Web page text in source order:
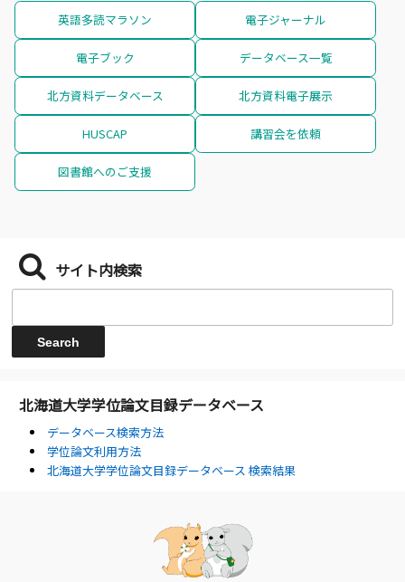
英語多読マラソン 電子ジャーナル
電子ブック データベース一覧
北方資料データベース 北方資料電子展示
HUSCAP 講習会を依頼
図書館へのご支援
サイト内検索
北海道大学学位論文目録データベース
データベース検索方法
学位論文利用方法
北海道大学学位論文目録データベース 検索結果